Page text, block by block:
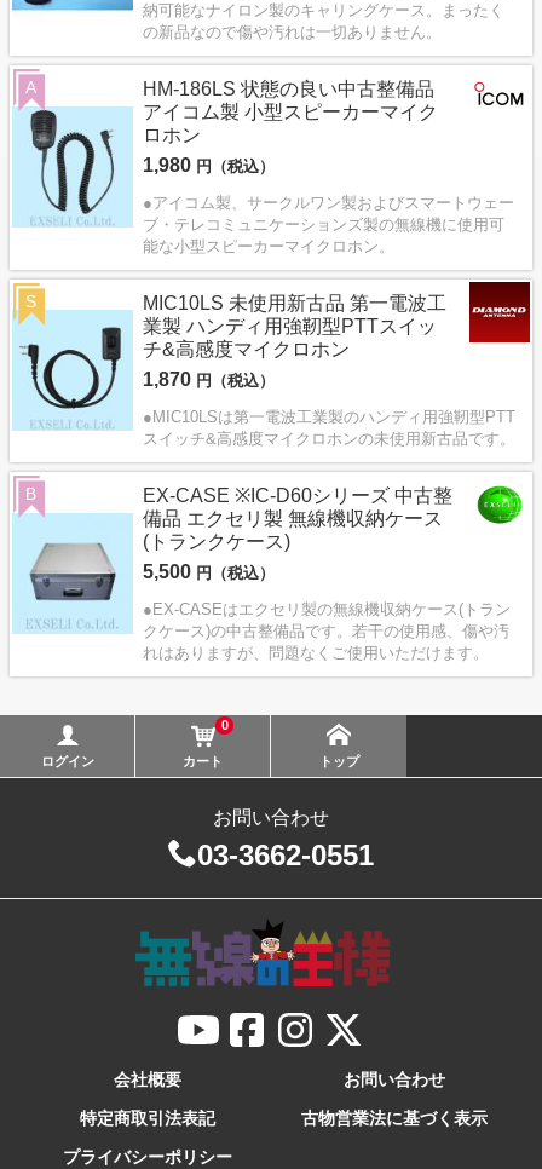
納可能なナイロン製のキャリングケース。まったく
の新品なので傷や汚れは一切ありません。
HM-186LS 状態の良い中古整備品
アイコム製 小型スピーカーマイク
ロホン
1,980 円（税込）
●アイコム製、サークルワン製およびスマートウェー
ブ・テレコミュニケーションズ製の無線機に使用可
能な小型スピーカーマイクロホン。
A
MIC10LS 未使用新古品 第一電波工
業製 ハンディ用強靭型PTTスイッ
チ&高感度マイクロホン
1,870 円（税込）
●MIC10LSは第一電波工業製のハンディ用強靭型PTT
スイッチ&高感度マイクロホンの未使用新古品です。
S
EX-CASE ※IC-D60シリーズ 中古整
備品 エクセリ製 無線機収納ケース
(トランクケース)
5,500 円（税込）
●EX-CASEはエクセリ製の無線機収納ケース(トラン
クケース)の中古整備品です。若干の使用感、傷や汚
れはありますが、問題なくご使用いただけます。
B
ログイン
0
カート トップ
お問い合わせ
03-3662-0551
会社概要
お問い合わせ
特定商取引法表記
古物営業法に基づく表示
プライバシーポリシー